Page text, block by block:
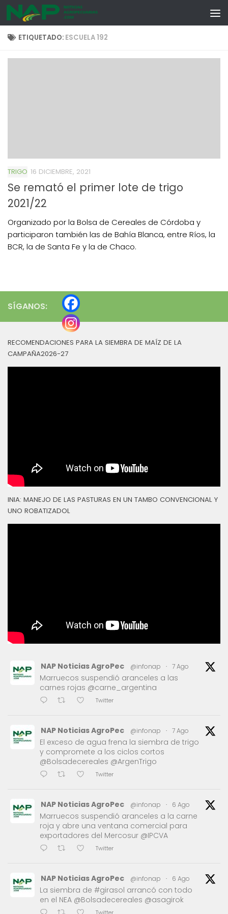
Skip to content
ETIQUETADO: ESCUELA 192
TRIGO 16 DICIEMBRE, 2021
Se remató el primer lote de trigo
2021/22
Organizado por la Bolsa de Cereales de Córdoba y
participaron también las de Bahía Blanca, entre Ríos, la
BCR, la de Santa Fe y la de Chaco.
SÍGANOS:
RECOMENDACIONES PARA LA SIEMBRA DE MAÍZ DE LA
CAMPAÑA2026-27
INIA: MANEJO DE LAS PASTURAS EN UN TAMBO CONVENCIONAL Y
UNO ROBATIZADOL
NAP Noticias AgroPec @infonap · 7 Ago
Marruecos suspendió aranceles a las
carnes rojas @carne_argentina
Twitter
NAP Noticias AgroPec @infonap · 7 Ago
El exceso de agua frena la siembra de trigo
y compromete a los ciclos cortos
@Bolsadecereales @ArgenTrigo
Twitter
NAP Noticias AgroPec @infonap · 6 Ago
Marruecos suspendió aranceles a la carne
roja y abre una ventana comercial para
exportadores del Mercosur @IPCVA
Twitter
NAP Noticias AgroPec @infonap · 6 Ago
La siembra de #girasol arrancó con todo
en el NEA @Bolsadecereales @asagirok
Twitter